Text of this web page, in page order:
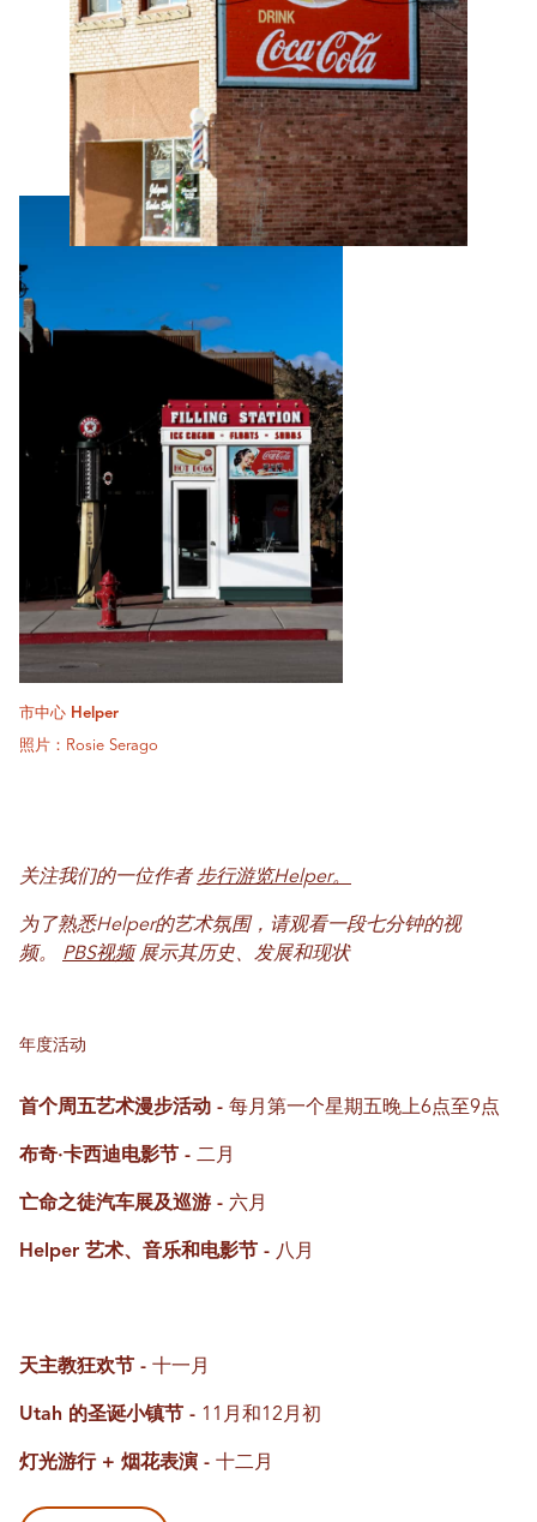
市中心 Helper
照片：Rosie Serago
关注我们的一位作者步行游览Helper。
为了熟悉Helper的艺术氛围，请观看一段七分钟的视
频。 PBS视频展示其历史、发展和现状
年度活动
首个周五艺术漫步活动 - 每月第一个星期五晚上6点至9点
布奇·卡西迪电影节 - 二月
亡命之徒汽车展及巡游 - 六月
Helper 艺术、音乐和电影节 - 八月
天主教狂欢节 - 十一月
Utah 的圣诞小镇节 - 11月和12月初
灯光游行 + 烟花表演 - 十二月